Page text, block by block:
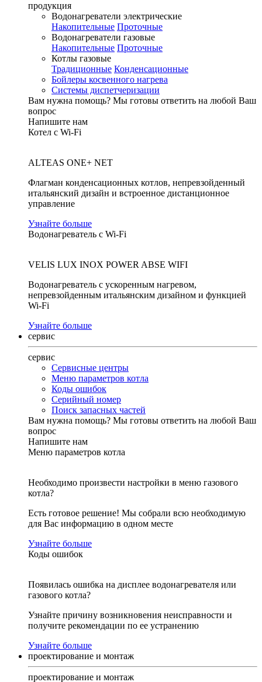
продукция
Водонагреватели электрические
Накопительные Проточные
Водонагреватели газовые
Накопительные Проточные
Котлы газовые
Традиционные Конденсационные
Бойлеры косвенного нагрева
Системы диспетчеризации
Вам нужна помощь? Мы готовы ответить на любой Ваш
вопрос
Напишите нам
Котел с Wi-Fi
ALTEAS ONE+ NET
Флагман конденсационных котлов, непревзойденный
итальянский дизайн и встроенное дистанционное
управление
Узнайте больше
Водонагреватель с Wi-Fi
VELIS LUX INOX POWER ABSE WIFI
Водонагреватель с ускоренным нагревом,
непревзойденным итальянским дизайном и функцией
Wi-Fi
Узнайте больше
сервис
сервис
Сервисные центры
Меню параметров котла
Коды ошибок
Серийный номер
Поиск запасных частей
Вам нужна помощь? Мы готовы ответить на любой Ваш
вопрос
Напишите нам
Меню параметров котла
Необходимо произвести настройки в меню газового
котла?
Есть готовое решение! Мы собрали всю необходимую
для Вас информацию в одном месте
Узнайте больше
Коды ошибок
Появилась ошибка на дисплее водонагревателя или
газового котла?
Узнайте причину возникновения неисправности и
получите рекомендации по ее устранению
Узнайте больше
проектирование и монтаж
проектирование и монтаж